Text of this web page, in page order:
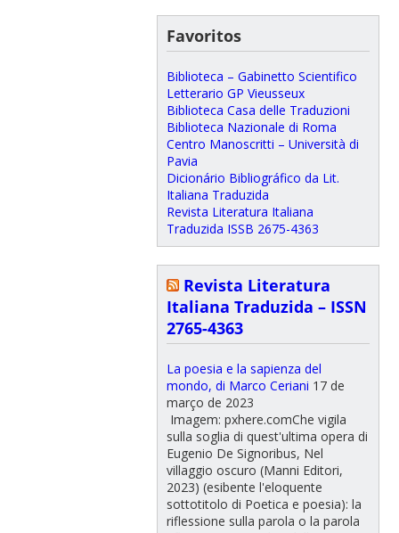
Favoritos
Biblioteca – Gabinetto Scientifico
Letterario GP Vieusseux
Biblioteca Casa delle Traduzioni
Biblioteca Nazionale di Roma
Centro Manoscritti – Università di
Pavia
Dicionário Bibliográfico da Lit.
Italiana Traduzida
Revista Literatura Italiana
Traduzida ISSB 2675-4363
Revista Literatura
Italiana Traduzida – ISSN
2765-4363
La poesia e la sapienza del
mondo, di Marco Ceriani 17 de
março de 2023
Imagem: pxhere.comChe vigila
sulla soglia di quest'ultima opera di
Eugenio De Signoribus, Nel
villaggio oscuro (Manni Editori,
2023) (esibente l'eloquente
sottotitolo di Poetica e poesia): la
riflessione sulla parola o la parola